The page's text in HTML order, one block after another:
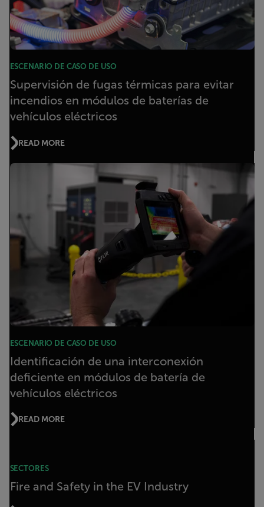
ESCENARIO DE CASO DE USO
Supervisión de fugas térmicas para evitar
incendios en módulos de baterías de
vehículos eléctricos
READ MORE
ESCENARIO DE CASO DE USO
Identificación de una interconexión
deficiente en módulos de batería de
vehículos eléctricos
READ MORE
SECTORES
Fire and Safety in the EV Industry